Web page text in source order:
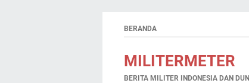
BERANDA
MILITERMETER
BERITA MILITER INDONESIA DAN